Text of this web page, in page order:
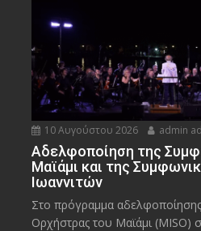
10 Αυγούστου 2026 admin
Αδελφοποίηση της
Μαϊάμι και της
Ιωαννιτών
Στο πρόγραμμα
Ορχήστρας του Μαϊάμι (MISO)